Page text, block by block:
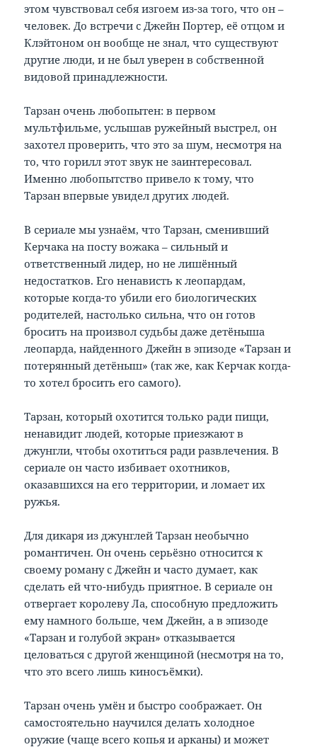
этом чувствовал себя изгоем из-за того, что он –
человек. До встречи с Джейн Портер, её отцом и
Клэйтоном он вообще не знал, что существуют
другие люди, и не был уверен в собственной
видовой принадлежности.
Тарзан очень любопытен: в первом
мультфильме, услышав ружейный выстрел, он
захотел проверить, что это за шум, несмотря на
то, что горилл этот звук не заинтересовал.
Именно любопытство привело к тому, что
Тарзан впервые увидел других людей.
В сериале мы узнаём, что Тарзан, сменивший
Керчака на посту вожака – сильный и
ответственный лидер, но не лишённый
недостатков. Его ненависть к леопардам,
которые когда-то убили его биологических
родителей, настолько сильна, что он готов
бросить на произвол судьбы даже детёныша
леопарда, найденного Джейн в эпизоде «Тарзан и
потерянный детёныш» (так же, как Керчак когда-
то хотел бросить его самого).
Тарзан, который охотится только ради пищи,
ненавидит людей, которые приезжают в
джунгли, чтобы охотиться ради развлечения. В
сериале он часто избивает охотников,
оказавшихся на его территории, и ломает их
ружья.
Для дикаря из джунглей Тарзан необычно
романтичен. Он очень серьёзно относится к
своему роману с Джейн и часто думает, как
сделать ей что-нибудь приятное. В сериале он
отвергает королеву Ла, способную предложить
ему намного больше, чем Джейн, а в эпизоде
«Тарзан и голубой экран» отказывается
целоваться с другой женщиной (несмотря на то,
что это всего лишь киносъёмки).
Тарзан очень умён и быстро соображает. Он
самостоятельно научился делать холодное
оружие (чаще всего копья и арканы) и может